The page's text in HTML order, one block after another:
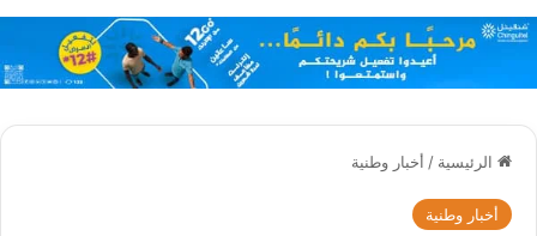
الرئيسية / أخبار وطنية
أخبار وطنية